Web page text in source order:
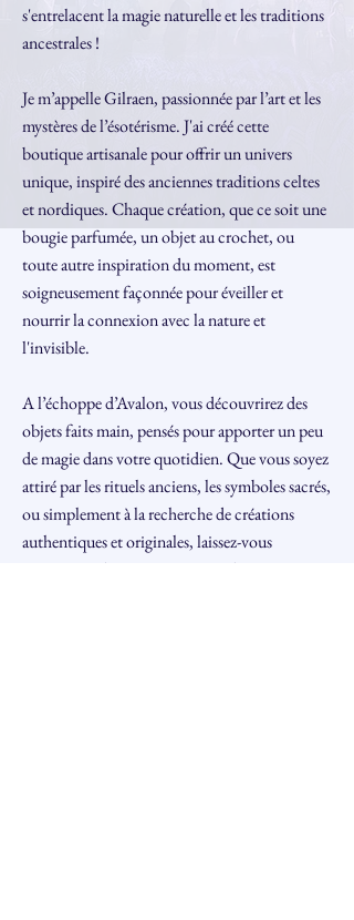
s'entrelacent la magie naturelle et les traditions
ancestrales !
Je m’appelle Gilraen, passionnée par l’art et les
mystères de l’ésotérisme. J'ai créé cette
boutique artisanale pour offrir un univers
unique, inspiré des anciennes traditions celtes
et nordiques. Chaque création, que ce soit une
bougie parfumée, un objet au crochet, ou
toute autre inspiration du moment, est
soigneusement façonnée pour éveiller et
nourrir la connexion avec la nature et
l'invisible.
A l’échoppe d’Avalon, vous découvrirez des
objets faits main, pensés pour apporter un peu
de magie dans votre quotidien. Que vous soyez
attiré par les rituels anciens, les symboles sacrés,
ou simplement à la recherche de créations
authentiques et originales, laissez-vous
transporter dans un univers où chaque pièce